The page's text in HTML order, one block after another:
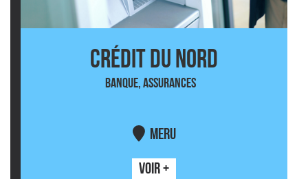
CRÉDIT DU NORD
BANQUE, ASSURANCES
MERU
VOIR +